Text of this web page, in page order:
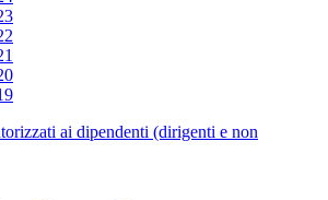
ai dipendenti (dirigenti e non